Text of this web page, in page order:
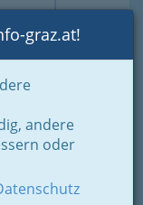
Login Toggle
graz.at!
andere
oder
auf